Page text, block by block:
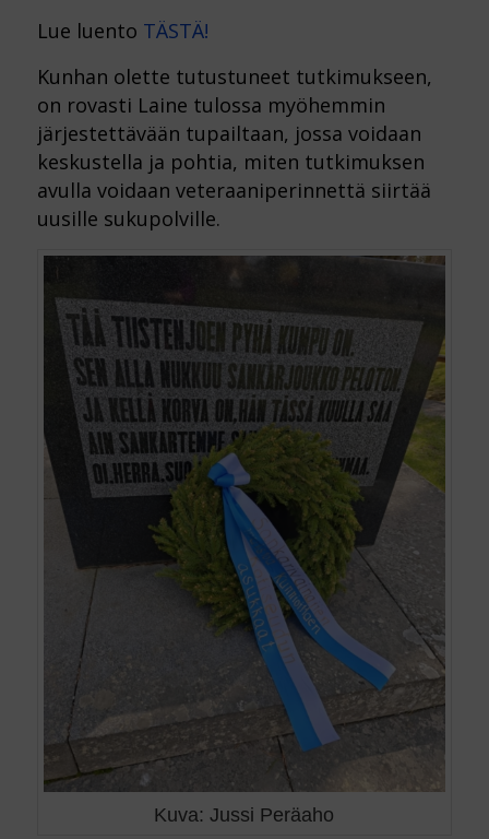
Lue luento TÄSTÄ!
Kunhan olette tutustuneet tutkimukseen,
on rovasti Laine tulossa myöhemmin
järjestettävään tupailtaan, jossa voidaan
keskustella ja pohtia, miten tutkimuksen
avulla voidaan veteraaniperinnettä siirtää
uusille sukupolville.
Kuva: Jussi Peräaho